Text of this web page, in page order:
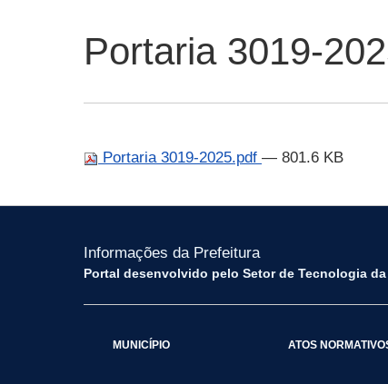
Portaria 3019-
Portaria 3019-2025.pdf — 801.6 KB
Informações da Prefeitura
Portal desenvolvido pelo Setor de Tecnologia
MUNICÍPIO ATOS